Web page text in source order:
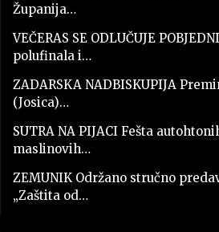
Županija…
VEČERAS SE ODLUČUJE
polufinala i…
ZADARSKA NADBISKUPIJA
(Josica)…
SUTRA NA PIJACI Fešta
maslinovih…
ZEMUNIK Održano stručno
„Zaštita od…